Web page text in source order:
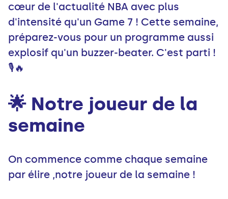
cœur de l'actualité NBA avec plus
d'intensité qu'un Game 7 ! Cette semaine,
préparez-vous pour un programme aussi
explosif qu'un buzzer-beater. C'est parti !
🎙️🔥
🌟 Notre joueur de la
semaine
On commence comme chaque semaine
par élire ,notre joueur de la semaine !